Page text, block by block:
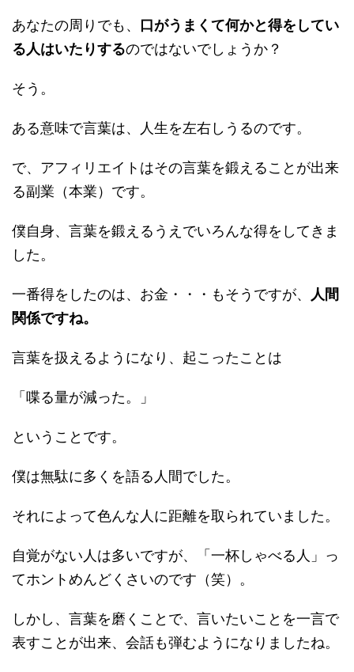
あなたの周りでも、 口がうまくて何かと得をしてい
る人はいたりするのではないでしょうか？
そう。
ある意味で言葉は、人生を左右しうるのです。
で、アフィリエイトはその言葉を鍛えることが出来
る副業（本業）です。
僕自身、言葉を鍛えるうえでいろんな得をしてきま
した。
一番得をしたのは、お金・・・もそうですが、
人間
関係ですね。
言葉を扱えるようになり、起こったことは
「喋る量が減った。」
ということです。
僕は無駄に多くを語る人間でした。
それによって色んな人に距離を取られていました。
自覚がない人は多いですが、「一杯しゃべる人」っ
てホントめんどくさいのです（笑）。
しかし、言葉を磨くことで、言いたいことを一言で
表すことが出来、会話も弾むようになりましたね。